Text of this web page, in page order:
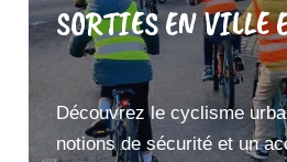
SORTIES EN VILLE
Découvrez le cyclisme
notions de sécurité et un